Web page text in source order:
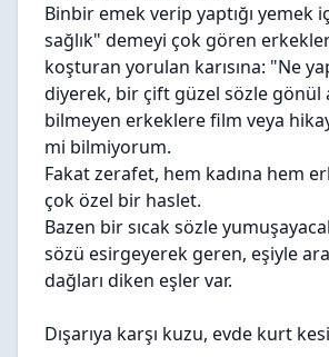
Binbir emek verip yaptığı yemek
sağlık" demeyi çok gören
koşturan yorulan karısına: "Ne
diyerek, bir çift güzel sözle gönül
bilmeyen erkeklere film veya
mi bilmiyorum.
Fakat zerafet, hem kadına hem
çok özel bir haslet.
Bazen bir sıcak sözle
sözü esirgeyerek geren, eşiyle
dağları diken eşler var.
Dışarıya karşı kuzu, evde kurt